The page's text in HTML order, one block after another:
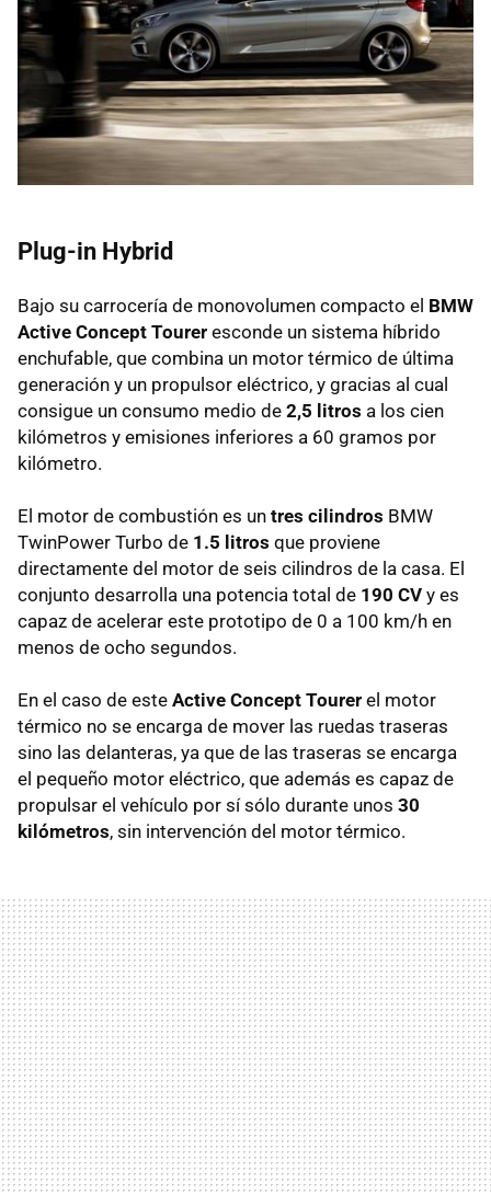
Plug-in Hybrid
Bajo su carrocería de monovolumen compacto el BMW
Active Concept Tourer esconde un sistema híbrido
enchufable, que combina un motor térmico de última
generación y un propulsor eléctrico, y gracias al cual
consigue un consumo medio de 2,5 litros a los cien
kilómetros y emisiones inferiores a 60 gramos por
kilómetro.
El motor de combustión es un tres cilindros BMW
TwinPower Turbo de 1.5 litros que proviene
directamente del motor de seis cilindros de la casa. El
conjunto desarrolla una potencia total de 190 CV y es
capaz de acelerar este prototipo de 0 a 100 km/h en
menos de ocho segundos.
En el caso de este Active Concept Tourer el motor
térmico no se encarga de mover las ruedas traseras
sino las delanteras, ya que de las traseras se encarga
el pequeño motor eléctrico, que además es capaz de
propulsar el vehículo por sí sólo durante unos 30
kilómetros, sin intervención del motor térmico.